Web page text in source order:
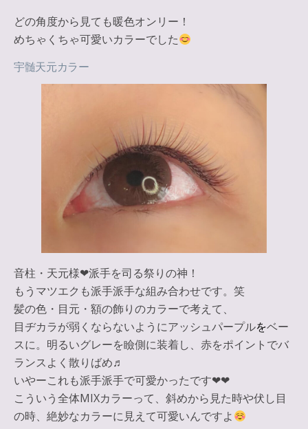
どの角度から見ても暖色オンリー！
めちゃくちゃ可愛いカラーでした
宇髄天元カラー
音柱・天元様❤︎派手を司る祭りの神！
もうマツエクも派手派手な組み合わせです。笑
髪の色・目元・額の飾りのカラーで考えて、
目ヂカラが弱くならないようにアッシュパープルをベー
スに。明るいグレーを瞼側に装着し、 赤をポイントでバ
ランスよく散りばめ♬
いやーこれも派手派手で可愛かったです❤︎❤︎
こういう全体MIXカラーって、斜めから見た時や伏し目
の時、絶妙なカラーに見えて可愛いんですよ